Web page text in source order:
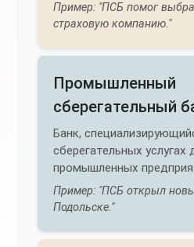
Пример: "ПСБ помог
страховую компанию."
Промышленный
сберегательный
Банк,
сберегательных услугах
промышленных
Пример: "ПСБ открыл
Подольске."